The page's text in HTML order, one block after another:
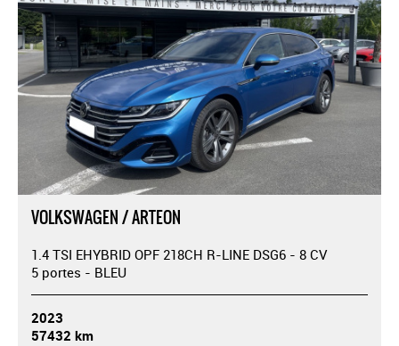
VOLKSWAGEN / ARTEON
1.4 TSI EHYBRID OPF 218CH R-LINE DSG6 - 8 CV
5 portes - BLEU
2023
57432 km